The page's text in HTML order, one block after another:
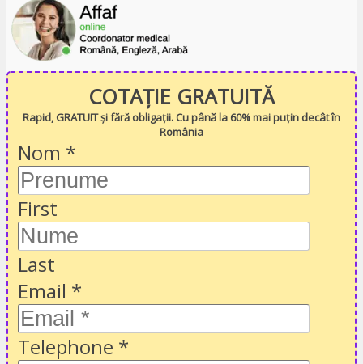
COTAȚIE GRATUITĂ
Rapid, GRATUIT și fără obligații. Cu până la 60% mai puțin decât în
România
Nom *
First
Last
Email *
Telephone *